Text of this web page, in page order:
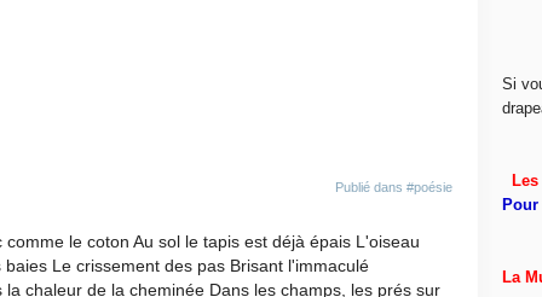
Publié dans #poésie
le coton Au sol le tapis est déjà épais L'oiseau
Le crissement des pas Brisant l'immaculé
la chaleur de la cheminée Dans les champs, les prés sur
Si
La